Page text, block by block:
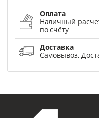
Оплата
Наличный
по счёту
Доставка
Самовывоз,